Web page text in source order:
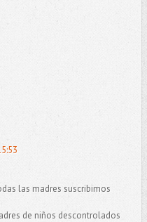
las madres suscribimos
de niños descontrolados